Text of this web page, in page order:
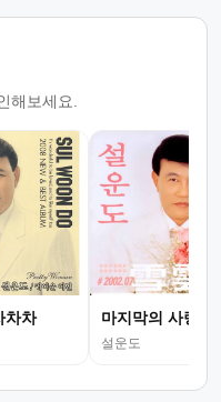
해보세요.
차차 마지막의 사랑
설운도